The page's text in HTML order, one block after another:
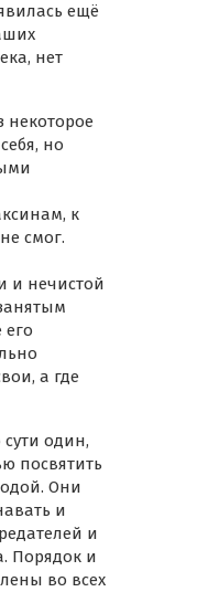
ещё
нет
некоторое
но
к
смог.
и нечистой
его
а где
один,
посвятить
Они
и
и
Порядок и
во всех